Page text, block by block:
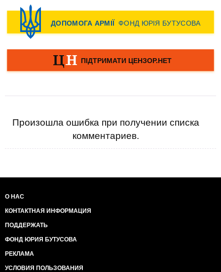
Произошла ошибка при получении списка
комментариев.
О НАС
КОНТАКТНАЯ ИНФОРМАЦИЯ
ПОДДЕРЖАТЬ
ФОНД ЮРИЯ БУТУСОВА
РЕКЛАМА
УСЛОВИЯ ПОЛЬЗОВАНИЯ